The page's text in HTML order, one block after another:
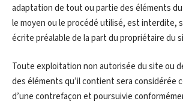
adaptation de tout ou partie des éléments
le moyen ou le procédé utilisé, est interdite,
écrite préalable de la part du propriétaire du
Toute exploitation non autorisée du site ou
des éléments qu’il contient sera considérée
d’une contrefaçon et poursuivie